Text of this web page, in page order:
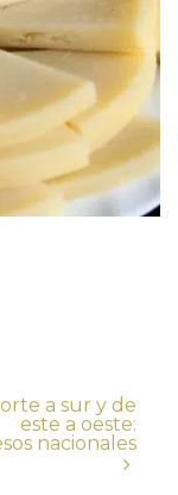
a sur y de
este a oeste:
nacionales